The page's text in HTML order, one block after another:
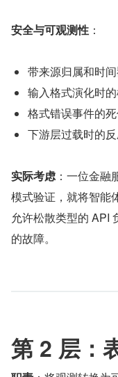
安全与可观测性 ：
带来源归属和时
输入格式演化时
格式错误事件的
下游层过载时的
实际考虑：一位金融
模式验证，就将智能
允许松散类型的 API
的故障。
第 2 层：